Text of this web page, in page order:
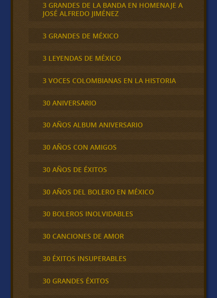
3 GRANDES DE LA BANDA EN HOMENAJE A
JOSÉ ALFREDO JIMÉNEZ
3 GRANDES DE MÉXICO
3 LEYENDAS DE MÉXICO
3 VOCES COLOMBIANAS EN LA HISTORIA
30 ANIVERSARIO
30 AÑOS ALBUM ANIVERSARIO
30 AÑOS CON AMIGOS
30 AÑOS DE ÉXITOS
30 AÑOS DEL BOLERO EN MÉXICO
30 BOLEROS INOLVIDABLES
30 CANCIONES DE AMOR
30 ÉXITOS INSUPERABLES
30 GRANDES ÉXITOS